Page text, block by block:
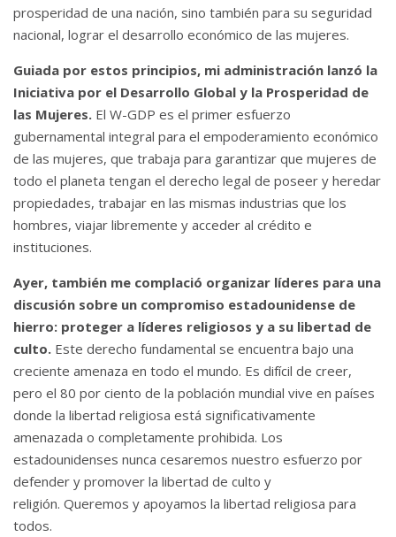
prosperidad de una nación, sino también para su seguridad
nacional, lograr el desarrollo económico de las mujeres.
Guiada por estos principios, mi administración lanzó la
Iniciativa por el Desarrollo Global y la Prosperidad de
las Mujeres. El W-GDP es el primer esfuerzo
gubernamental integral para el empoderamiento económico
de las mujeres, que trabaja para garantizar que mujeres de
todo el planeta tengan el derecho legal de poseer y heredar
propiedades, trabajar en las mismas industrias que los
hombres, viajar libremente y acceder al crédito e
instituciones.
Ayer, también me complació organizar líderes para una
discusión sobre un compromiso estadounidense de
hierro: proteger a líderes religiosos y a su libertad de
culto. Este derecho fundamental se encuentra bajo una
creciente amenaza en todo el mundo. Es difícil de creer,
pero el 80 por ciento de la población mundial vive en países
donde la libertad religiosa está significativamente
amenazada o completamente prohibida. Los
estadounidenses nunca cesaremos nuestro esfuerzo por
defender y promover la libertad de culto y
religión. Queremos y apoyamos la libertad religiosa para
todos.